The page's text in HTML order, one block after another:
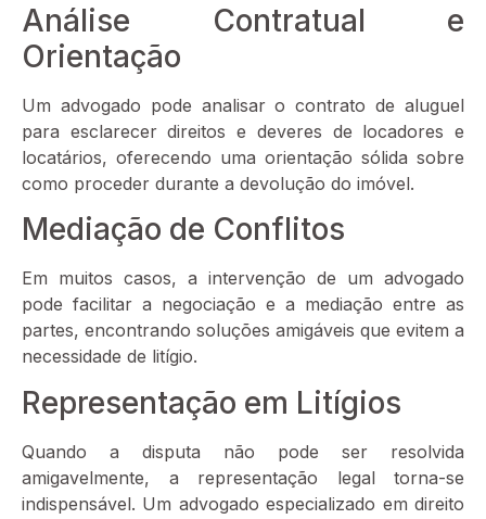
Análise Contratual e
Orientação
Um advogado pode analisar o contrato de aluguel
para esclarecer direitos e deveres de locadores e
locatários, oferecendo uma orientação sólida sobre
como proceder durante a devolução do imóvel.
Mediação de Conflitos
Em muitos casos, a intervenção de um advogado
pode facilitar a negociação e a mediação entre as
partes, encontrando soluções amigáveis que evitem a
necessidade de litígio.
Representação em Litígios
Quando a disputa não pode ser resolvida
amigavelmente, a representação legal torna-se
indispensável. Um advogado especializado em direito